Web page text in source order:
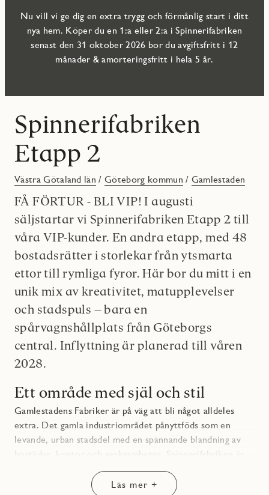
Nu vill vi ge dig en extra trygg och förmånlig start i ditt
nya hem. Köper du en 1:a eller 2:a i Spinnerifabriken
senast den 31 oktober 2026 bor du avgiftsfritt i 12
månader & amorteringsfritt i hela 5 år.
Spinnerifabriken
Etapp 2
Västra Götaland län /Göteborg kommun / Gamlestaden
FÅ FÖRTUR - BLI VIP! I augusti
säljstartar vi Spinnerifabriken Etapp 2 till
våra VIP-kunder. En andra etapp, med 48
bostadsrätter i storlekar från ytsmarta
ettor till rymliga fyror. Här bor du mitt i en
unik mix av kreativitet, matupplevelser
och stadspuls – bara en
spårvagnshållplats från Göteborgs
central. Inflyttning är planerad till våren
2028.
Ett område med själ och stil
Gamlestadens Fabriker är på väg att bli något alldeles
extra. Det gamla industriområdet pånyttföds som en
levande, urban stadsdel med en spännande blandning av
bostäder, kontor och verksamheter. Spinnerifabriken är
tegel och fönster med karaktäristiska svarta spröjs hämtar
Läs mer +